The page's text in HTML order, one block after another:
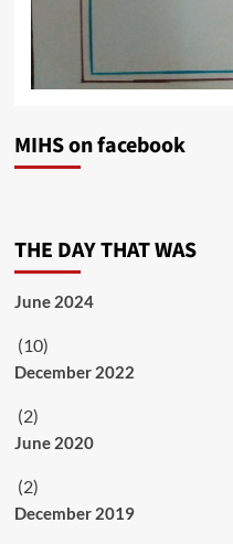
MIHS on facebook
THE DAY THAT WAS
June 2024
(10)
December 2022
(2)
June 2020
(2)
December 2019